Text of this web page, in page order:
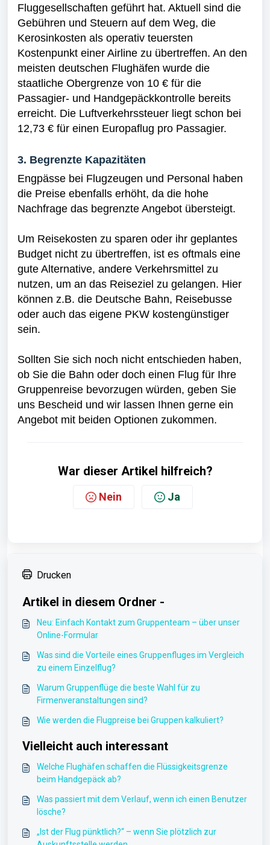
Fluggesellschaften geführt hat. Aktuell sind die
Gebühren und Steuern auf dem Weg, die
Kerosinkosten als operativ teuersten
Kostenpunkt einer Airline zu übertreffen. An den
meisten deutschen Flughäfen wurde die
staatliche Obergrenze von 10 € für die
Passagier- und Handgepäckkontrolle bereits
erreicht. Die Luftverkehrssteuer liegt schon bei
12,73 € für einen Europaflug pro Passagier.
3. Begrenzte Kapazitäten
Engpässe bei Flugzeugen und Personal haben
die Preise ebenfalls erhöht, da die hohe
Nachfrage das begrenzte Angebot übersteigt.
Um Reisekosten zu sparen oder ihr geplantes
Budget nicht zu übertreffen, ist es oftmals eine
gute Alternative, andere Verkehrsmittel zu
nutzen, um an das Reiseziel zu gelangen. Hier
können z.B. die Deutsche Bahn, Reisebusse
oder auch das eigene PKW kostengünstiger
sein.
Sollten Sie sich noch nicht entschieden haben,
ob Sie die Bahn oder doch einen Flug für Ihre
Gruppenreise bevorzugen würden, geben Sie
uns Bescheid und wir lassen Ihnen gerne ein
Angebot mit beiden Optionen zukommen.
War dieser Artikel hilfreich?
Nein Ja
Drucken
Artikel in diesem Ordner -
Neu: Einfach Kontakt zum Gruppenteam – über unser
Online-Formular
Was sind die Vorteile eines Gruppenfluges im Vergleich
zu einem Einzelflug?
Warum Gruppenflüge die beste Wahl für zu
Firmenveranstaltungen sind?
Wie werden die Flugpreise bei Gruppen kalkuliert?
Vielleicht auch interessant
Welche Flughäfen schaffen die Flüssigkeitsgrenze
beim Handgepäck ab?
Was passiert mit dem Verlauf, wenn ich einen Benutzer
lösche?
„Ist der Flug pünktlich?“ – wenn Sie plötzlich zur